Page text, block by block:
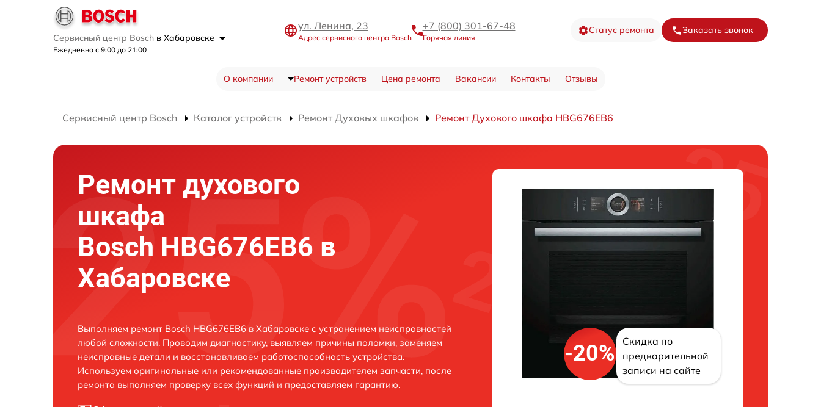
Сервисный центр Bosch в Хабаровске
Ежедневно с 9:00 до 21:00
ул. Ленина, 23
Адрес сервисного центра Bosch
+7 (800) 301-67-48
Горячая линия
Статус ремонта Заказать звонок
О компании Ремонт устройств Цена ремонта Вакансии Контакты Отзывы
Сервисный центр Bosch Каталог устройств Ремонт Духовых шкафов Ремонт Духового шкафа HBG676EB6
Ремонт духового
шкафа
Bosch HBG676EB6 в
Хабаровске
Выполняем ремонт Bosch HBG676EB6 в Хабаровске с устранением неисправностей
любой сложности. Проводим диагностику, выявляем причины поломки, заменяем
неисправные детали и восстанавливаем работоспособность устройства.
Используем оригинальные или рекомендованные производителем запчасти, после
ремонта выполняем проверку всех функций и предоставляем гарантию.
-20%
Скидка по
предварительной
записи на сайте